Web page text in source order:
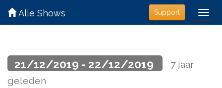
Support
Alle Shows
21/12/2019 - 22/12/2019
7 jaar
geleden